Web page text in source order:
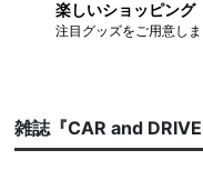
楽しいショッピング
注目グッズをご用意し
雑誌『CAR and